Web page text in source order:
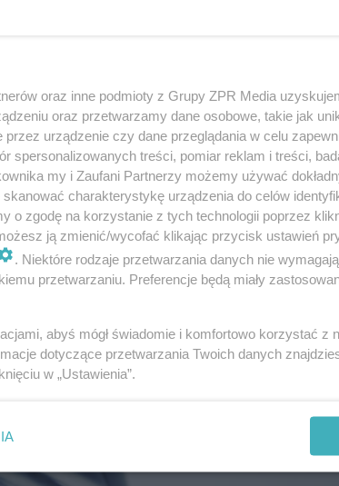
i jak je oglądać?
oraz inne podmioty z Grupy ZPR Media
oraz przetwarzamy dane osobowe, takie jak
przez urządzenie czy dane przeglądania w celu
spersonalizowanych treści, pomiar reklam i treści,
my i Zaufani Partnerzy możemy używać
charakterystykę urządzenia do celów
o zgodę na korzystanie z tych technologii poprzez
ją zmienić/wycofać klikając przycisk ustawień
. Niektóre rodzaje przetwarzania danych nie
przetwarzaniu. Preferencje będą miały
abyś mógł świadomie i komfortowo korzystać z
dotyczące przetwarzania Twoich danych
w „Ustawienia”.